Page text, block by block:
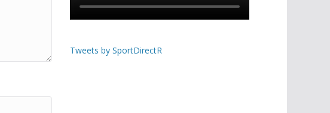
Tweets by SportDirectR